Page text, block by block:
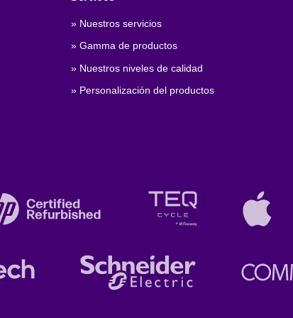
» Nuestros servicios
» Gamma de productos
» Nuestros niveles de calidad
» Personalización del productos